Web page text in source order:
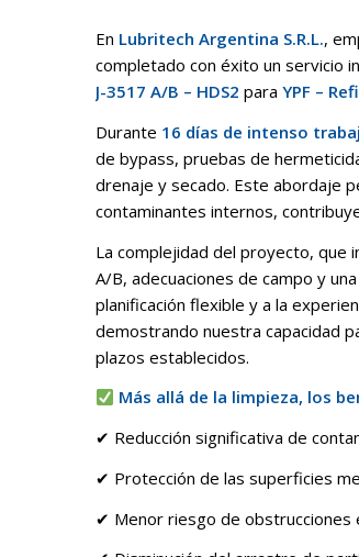
En Lubritech Argentina S.R.L.,
completado con éxito un servicio
J-3517 A/B – HDS2 para YPF –
Durante 16 días de intenso
de bypass, pruebas de
drenaje y secado. Este abordaje
contaminantes internos,
La complejidad del proyecto, que
A/B, adecuaciones de campo y
planificación flexible y a la
demostrando nuestra capacidad
plazos establecidos.
Más allá de la limpieza, los
✔ Reducción significativa de
✔ Protección de las superficies
✔ Menor riesgo de obstrucciones